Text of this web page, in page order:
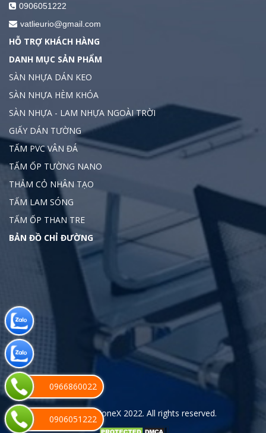
0906051222
vatlieurio@gmail.com
HỖ TRỢ KHÁCH HÀNG
DANH MỤC SẢN PHẨM
SÀN NHỰA DÁN KEO
SÀN NHỰA HÈM KHÓA
SÀN NHỰA - LAM NHỰA NGOÀI TRỜI
GIẤY DÁN TƯỜNG
TẤM PVC VÂN ĐÁ
TẤM ỐP TƯỜNG NANO
THẢM CỎ NHÂN TẠO
TẤM LAM SÓNG
TẤM ỐP THAN TRE
BẢN ĐỒ CHỈ ĐƯỜNG
©ConeX 2022. All rights reserved.
0966860022
0906051222